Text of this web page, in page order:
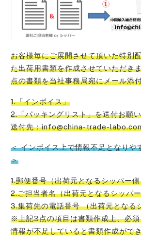
お客様毎にご展開させて頂いた特別
た出荷用書類を作成させていただき
点の書類を当社事務局宛にメール添
1.「インボイス」
2.「パッキングリスト」を送付お願
送付先：info@china-trade-
＜ インボイス上で情報不足となりや
＞
1.郵便番号（出荷元となるシッパー
2.ご担当者名（出荷元となるシッパ
3.集荷先の電話番号 （出荷元となる
※上記3点の項目は書類作成上、必
情報が不足していると書類作成がで